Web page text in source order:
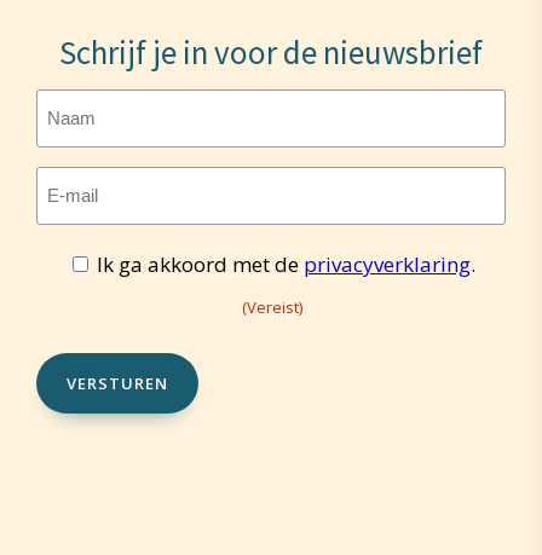
Schrijf je in voor de nieuwsbrief
mailadres
(Vereist)
Toestemming
(Vereist)
Ik ga akkoord met de privacyverklaring.
(Vereist)